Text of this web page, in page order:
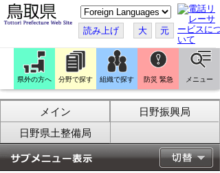
こ
の
ペ
ー
ジ
翻
訳
す
る
読み上げ 大 元
県外の方へ 分野で探す 組織で探す 防災 緊急 メニュー
メイン
日野振興局
日野県土整備局